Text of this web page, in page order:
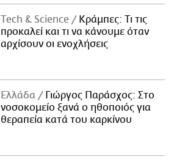
Τech & Science
Κράμπες: Τι τις
προκαλεί και τι να κάνουμε όταν
αρχίσουν οι ενοχλήσεις
Ελλάδα
Γιώργος Παράσχος: Στο
νοσοκομείο ξανά ο ηθοποιός για
θεραπεία κατά του καρκίνου